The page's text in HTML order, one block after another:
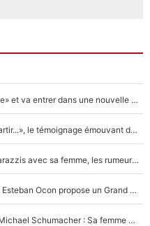
F1 - Alpine signe un accord «impensable» et va entrer dans une nouvelle dimension : Grande nouvelle pour Pierre Gasly !
F1 : « Je lui ai fait un câlin, puis j’ai dû partir...», le témoignage émouvant de Max Verstappen sur sa fille
F1 : Charles Leclerc surpris par les paparazzis avec sa femme, les rumeurs étaient vraies !
Comme pour le final du Tour de France, Esteban Ocon propose un Grand Prix de Formule 1 à Paris : «Autour de l’Arc de Triomphe, ce serait génial» !
Nouvelle rumeur autour de la santé de Michael Schumacher : Sa femme Corinna sort du silence